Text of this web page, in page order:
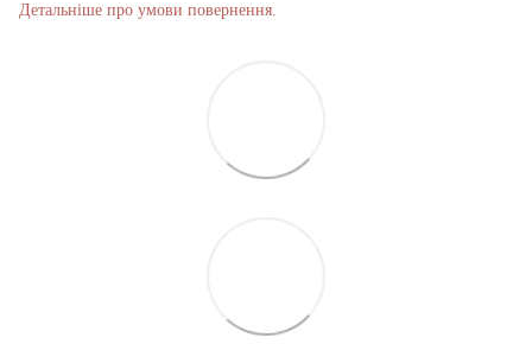
Детальніше про умови повернення.